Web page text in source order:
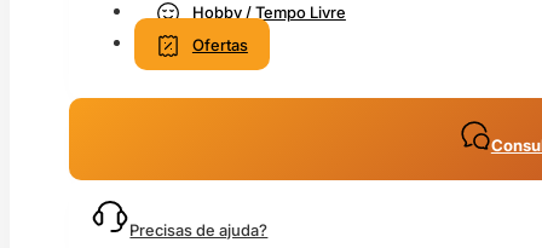
Hobby / Tempo Livre
Ofertas
Precisas de ajuda?